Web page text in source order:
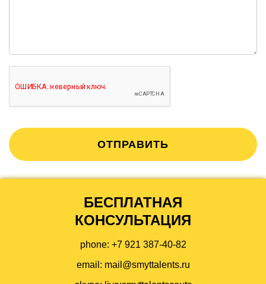
ОТПРАВИТЬ
БЕСПЛАТНАЯ
КОНСУЛЬТАЦИЯ
phone: +7 921 387-40-82
email: mail@smyttalents.ru